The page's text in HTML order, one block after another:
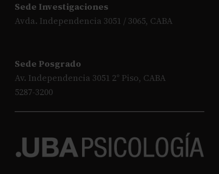
Sede Investigaciones
Avda. Independencia 3051 / 3065, CABA
Sede Posgrado
Av. Independencia 3051 2° Piso, CABA
5287-3200